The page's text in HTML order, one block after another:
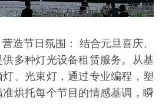
造节日氛围： 结合元旦喜庆、
多种灯光设备租赁服务。从基
、光束灯，通过专业编程，塑
烘托每个节目的情感基调，瞬